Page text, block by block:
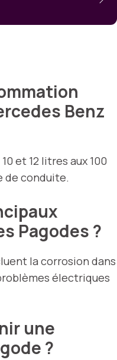
Benz
et 12 litres aux 100
de conduite.
Pagodes ?
la corrosion dans
électriques
une
?